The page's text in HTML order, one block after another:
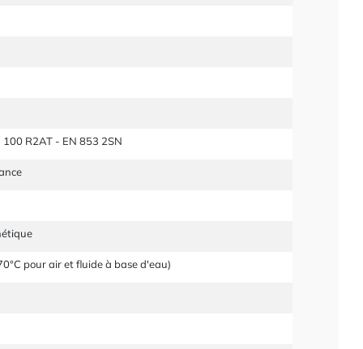
R2AT - EN 853 2SN
pour air et fluide à base d'eau)